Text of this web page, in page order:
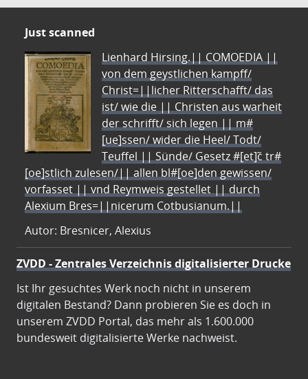
Just scanned
Lienhard Hirsing.|| COMOEDIA ||
von dem geystlichen kampff/
Christ=||licher Ritterschafft/ das
ist/ wie die || Christen aus warheit
der schrifft/ sich legen || m#
[ue]ssen/ wider die Heel/ Todt/
Teuffel || Sünde/ Gesetz #[et]c̃ tr#
[oe]stlich zulesen/|| allen bl#[oe]den gewissen/
vorfasset || vnd Reymweis gestellet || durch
Alexium Bres=||nicerum Cotbusianum.||
Autor: Bresnicer, Alexius
ZVDD - Zentrales Verzeichnis digitalisierter Drucke
Ist Ihr gesuchtes Werk noch nicht in unserem
digitalen Bestand? Dann probieren Sie es doch in
unserem ZVDD Portal, das mehr als 1.600.000
bundesweit digitalisierte Werke nachweist.